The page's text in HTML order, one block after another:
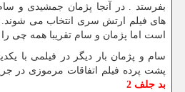
بفرستد . در آنجا پژمان جمشیدی و
های فیلم ارتش سری انتخاب می شوند.
است اما پژمان و سام تقریبا همه چی
سام و پژمان بار دیگر در فیلمی با
پشت پرده فیلم اتفاقات مرموزی در
بد جلف 2